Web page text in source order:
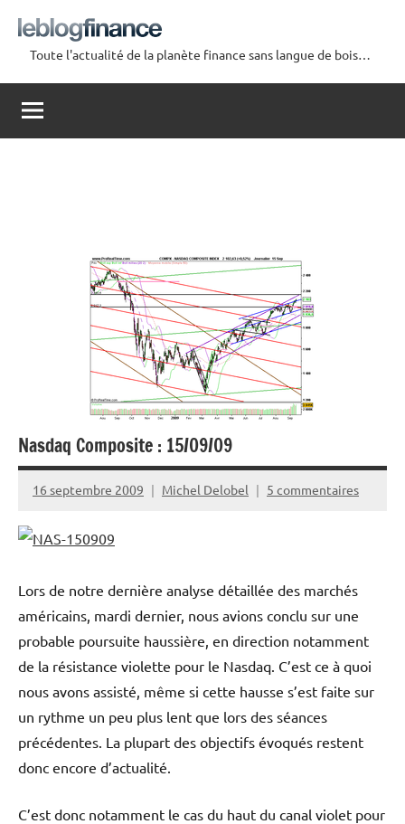
contenu
Le
Blog
Finance
Toute l'actualité de la planète finance sans langue de bois…
Nasdaq Composite : 15/09/09
16 septembre 2009 Michel Delobel 5 commentaires
Lors de notre dernière analyse détaillée des marchés
américains, mardi dernier, nous avions conclu sur une
probable poursuite haussière, en direction notamment
de la résistance violette pour le Nasdaq. C’est ce à quoi
nous avons assisté, même si cette hausse s’est faite sur
un rythme un peu plus lent que lors des séances
précédentes. La plupart des objectifs évoqués restent
donc encore d’actualité.
C’est donc notamment le cas du haut du canal violet pour